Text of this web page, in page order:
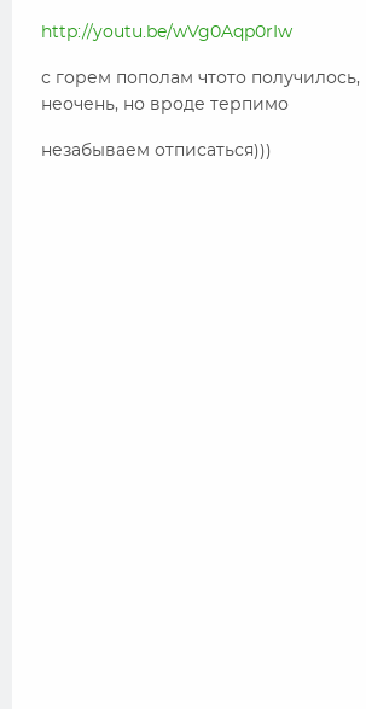
http://youtu.be/wVg0Aqp0rIw
с горем пополам чтото получилось,
неочень, но вроде терпимо
незабываем отписаться)))